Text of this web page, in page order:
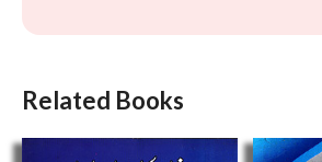
Related Books